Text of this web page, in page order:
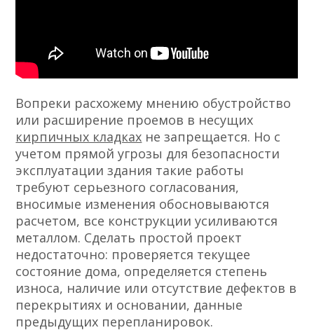
Вопреки расхожему мнению обустройство
или расширение проемов в несущих
кирпичных кладках не запрещается. Но с
учетом прямой угрозы для безопасности
эксплуатации здания такие работы
требуют серьезного согласования,
вносимые изменения обосновываются
расчетом, все конструкции усиливаются
металлом. Сделать простой проект
недостаточно: проверяется текущее
состояние дома, определяется степень
износа, наличие или отсутствие дефектов в
перекрытиях и основании, данные
предыдущих перепланировок.